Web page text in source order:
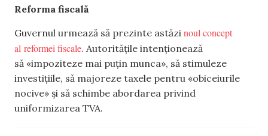
Reforma fiscală
Guvernul urmează să prezinte astăzi noul concept
al reformei fiscale. Autoritățile intenționează
să «impoziteze mai puțin munca», să stimuleze
investițiile, să majoreze taxele pentru «obiceiurile
nocive» și să schimbe abordarea privind
uniformizarea TVA.